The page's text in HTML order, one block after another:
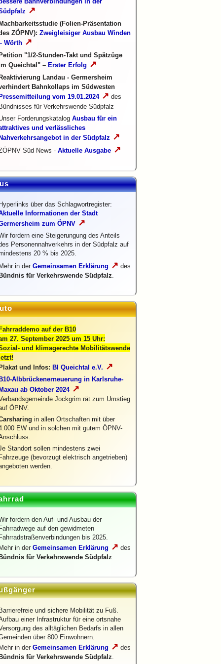
↗
(Folien-Präsentation
ZÖPNV): Zweigleisiger Ausbau Winden
Wörth ↗
"1/2-Stunden-Takt und Spätzüge
Queichtal" – Erster Erfolg ↗
Landau - Germersheim
Bahnkollaps im Südwesten
vom 19.01.2024↗ des
für Verkehrswende Südpfalz
Forderungskatalog Ausbau für ein
und verlässliches
in der Südpfalz ↗
Süd News - Aktuelle Ausgabe ↗
über das Schlagwortregister:
Informationen der Stadt
zum ÖPNV ↗
fordern eine Steigerungung des Anteils
Personennahverkehrs in der Südpfalz auf
20 % bis 2025.
in der Gemeinsamen Erklärung ↗ des
für Verkehrswende Südpfalz.
auf der B10
27. September 2025 um 15 Uhr:
und klimagerechte Mobilitätswende
und Infos: BI Queichtal e.V. ↗
Albbrückenerneuerung in Karlsruhe-
ab Oktober 2024↗
Jockgrim rät zum Umstieg
ÖPNV.
in allen Ortschaften mit über
EW und in solchen mit gutem ÖPNV-
Standort sollen mindestens zwei
(bevorzugt elektrisch angetrieben)
werden.
fordern den Auf- und Ausbau der
auf den gewidmeten
bis 2025.
in der Gemeinsamen Erklärung ↗ des
für Verkehrswende Südpfalz.
und sichere Mobilität zu Fuß.
einer Infrastruktur für eine ortsnahe
des alltäglichen Bedarfs in allen
über 800 Einwohnern.
in der Gemeinsamen Erklärung ↗ des
für Verkehrswende Südpfalz.